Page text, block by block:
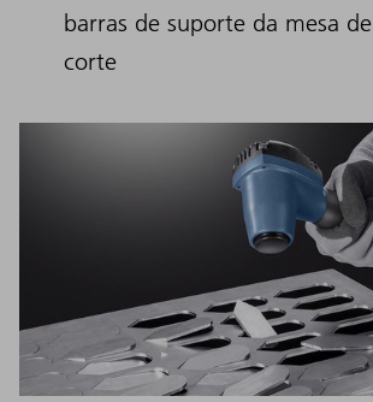
barras de suporte da mesa de
corte